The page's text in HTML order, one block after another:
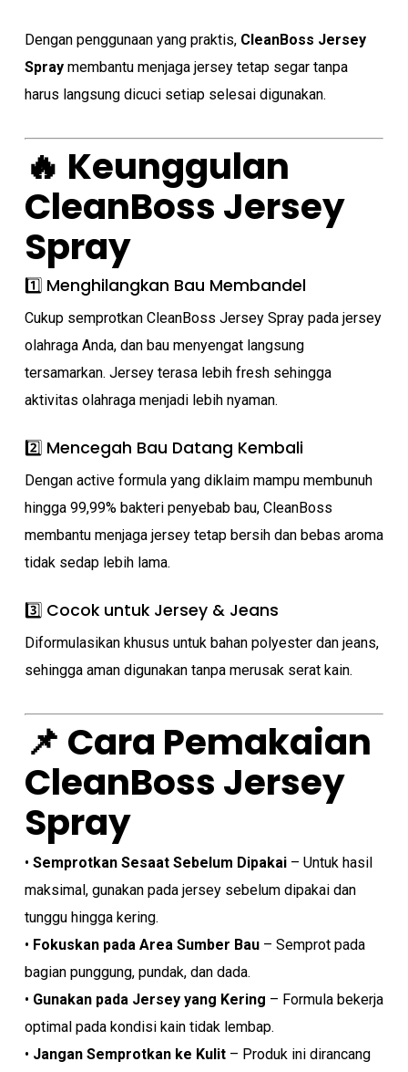
No products in the cart.
Dengan penggunaan yang praktis, CleanBoss Jersey
Spraymembantu menjaga jersey tetap segar tanpa
harus langsung dicuci setiap selesai digunakan.
🔥 Keunggulan
CleanBoss Jersey
Spray
1️⃣ Menghilangkan Bau Membandel
Cukup semprotkan CleanBoss Jersey Spray pada jersey
olahraga Anda, dan bau menyengat langsung
tersamarkan. Jersey terasa lebih fresh sehingga
aktivitas olahraga menjadi lebih nyaman.
2️⃣ Mencegah Bau Datang Kembali
Dengan active formula yang diklaim mampu membunuh
hingga 99,99% bakteri penyebab bau, CleanBoss
membantu menjaga jersey tetap bersih dan bebas aroma
tidak sedap lebih lama.
3️⃣ Cocok untuk Jersey & Jeans
Diformulasikan khusus untuk bahan polyester dan jeans,
sehingga aman digunakan tanpa merusak serat kain.
📌 Cara Pemakaian
CleanBoss Jersey
Spray
• Semprotkan Sesaat Sebelum Dipakai– Untuk hasil
maksimal, gunakan pada jersey sebelum dipakai dan
tunggu hingga kering.
• Fokuskan pada Area Sumber Bau– Semprot pada
bagian punggung, pundak, dan dada.
• Gunakan pada Jersey yang Kering – Formula bekerja
optimal pada kondisi kain tidak lembap.
• Jangan Semprotkan ke Kulit– Produk ini dirancang